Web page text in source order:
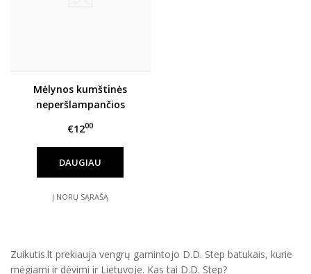
Mėlynos kumštinės
neperšlampančios
€1200
DAUGIAU
Į NORŲ SĄRAŠĄ
Zuikutis.lt prekiauja vengrų gamintojo D.D. Step batukais, kurie
mėgiami ir dėvimi ir Lietuvoje. Kas tai D.D. Step?